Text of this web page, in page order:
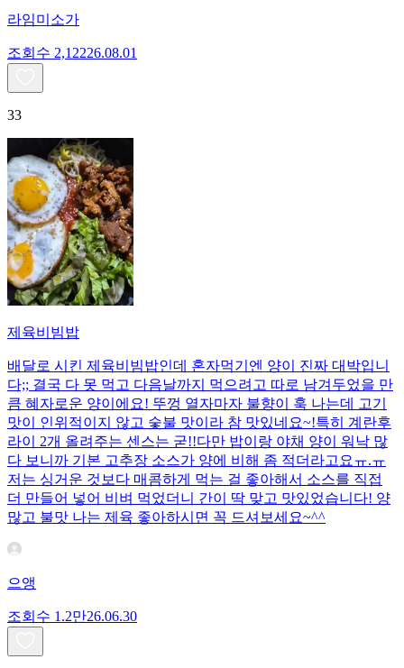
라임미소가
조회수 2,12226.08.01
33
제육비빔밥
배달로 시킨 제육비빔밥인데 혼자먹기엔 양이 진짜 대박입니
다;; 결국 다 못 먹고 다음날까지 먹으려고 따로 남겨두었을 만
큼 혜자로운 양이에요! 뚜껑 열자마자 불향이 훅 나는데 고기
맛이 인위적이지 않고 숯불 맛이라 참 맛있네요~!특히 계란후
라이 2개 올려주는 센스는 굳!! ​다만 밥이랑 야채 양이 워낙 많
다 보니까 기본 고추장 소스가 양에 비해 좀 적더라고요ㅠ.ㅠ
저는 싱거운 것보다 매콤하게 먹는 걸 좋아해서 소스를 직접
더 만들어 넣어 비벼 먹었더니 간이 딱 맞고 맛있었습니다! 양
많고 불맛 나는 제육 좋아하시면 꼭 드셔보세요~^^
으앵
조회수 1.2만26.06.30